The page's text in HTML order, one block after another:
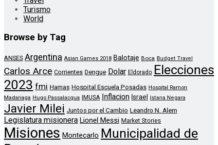
Turismo
World
Browse by Tag
ANSES Argentina Asian Games 2018 Balotaje Boca Budget Travel
Carlos Arce Corrientes Dengue Dolar Eldorado Elecciones
2023 fmi Hamas Hospital Escuela Posadas Hospital Ramon
Madariaga Hugo Passalacqua IMUSA Inflacion Israel Istana Negara
Javier Milei Juntos por el Cambio Leandro N. Alem
Legislatura misionera Lionel Messi Market Stories
Misiones Montecarlo Municipalidad de